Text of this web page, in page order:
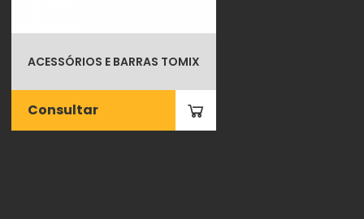
ACESSÓRIOS E BARRAS TOMIX
Consultar